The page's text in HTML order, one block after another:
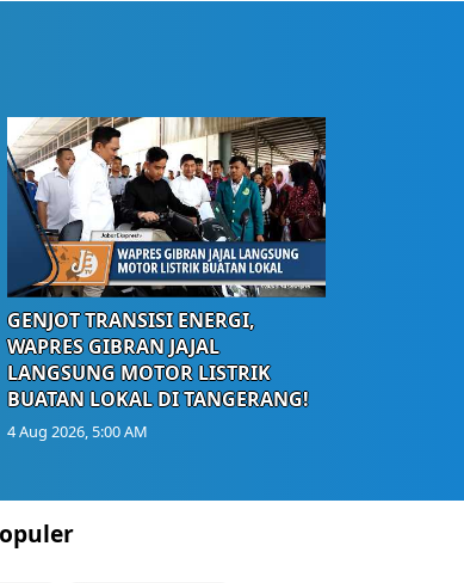
GENJOT TRANSISI ENERGI,
WAPRES GIBRAN JAJAL
LANGSUNG MOTOR LISTRIK
BUATAN LOKAL DI TANGERANG!
4 Aug 2026, 5:00 AM